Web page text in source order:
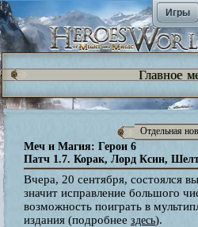
Игры
Главное
Отдельная
Меч и Магия: Герои 6
Патч 1.7. Корак, Лорд Ксин,
Вчера, 20 сентября, состоялся
значит исправление большого
возможность поиграть в
издания (подробнее здесь).